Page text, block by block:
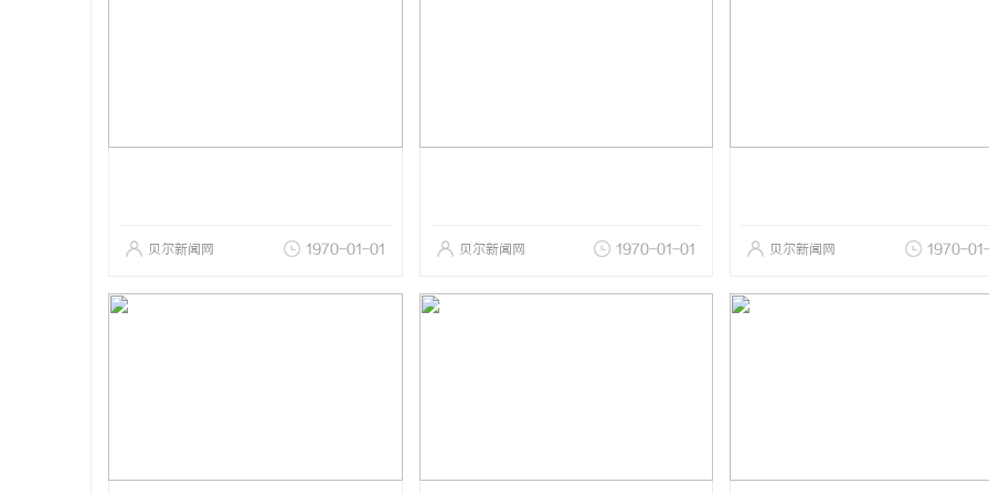
贝尔新闻网 1970-01-01 贝尔新闻网 1970-01-01 贝尔新闻网 1970-